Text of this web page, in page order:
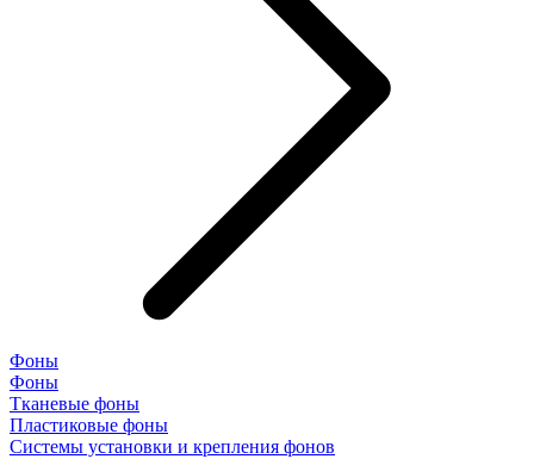
Фоны
Фоны
Тканевые фоны
Пластиковые фоны
Системы установки и крепления фонов